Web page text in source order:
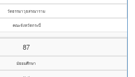
วัดธรรมาวุธสรณาราม
คณะจังหวัดกระบี่
87
มัธยมศึกษา